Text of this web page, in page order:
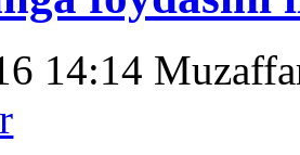
14:14